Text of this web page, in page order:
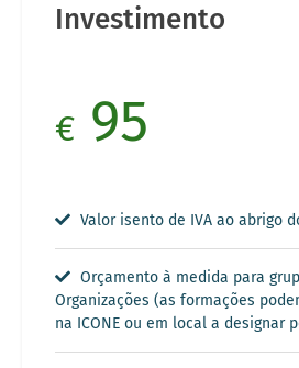
Investimento
€ 95
Valor isento de IVA ao abrigo
Orçamento à medida para
Organizações (as formações
na ICONE ou em local a designar